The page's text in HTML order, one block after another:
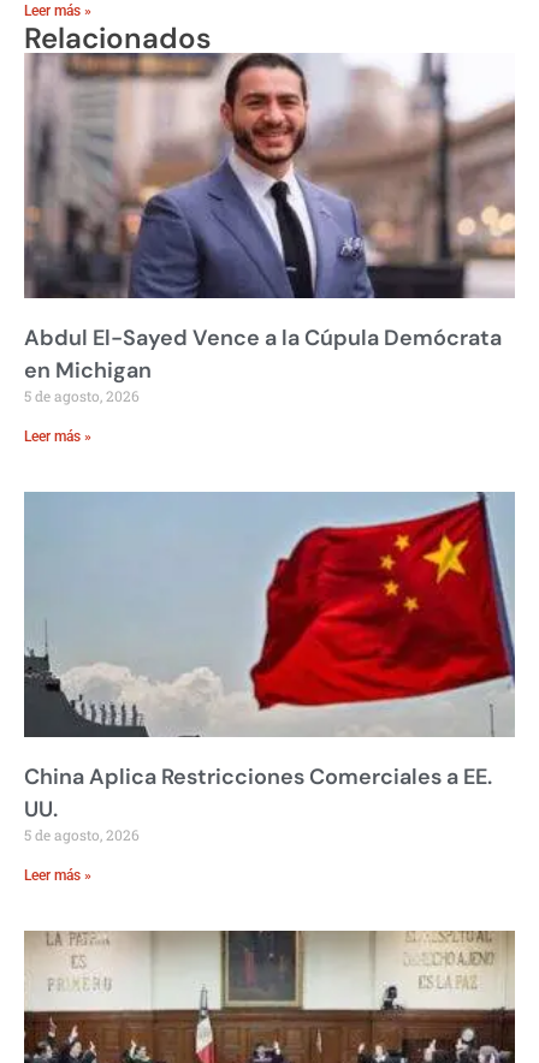
Leer más »
Relacionados
Abdul El-Sayed Vence a la Cúpula Demócrata
en Michigan
5 de agosto, 2026
Leer más »
China Aplica Restricciones Comerciales a EE.
UU.
5 de agosto, 2026
Leer más »